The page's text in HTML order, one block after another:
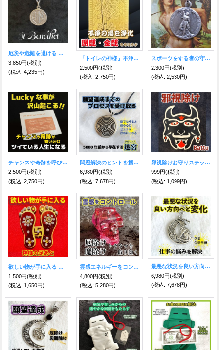
厄災や危難を退ける 魔除けの聖ベネディクト★ペンダント
3,850円(税別)
(税込: 4,235円)
「トイレの神様」不浄を焼き尽くし浄化！開運・金運をもたらす★烏枢沙摩明王（うすさまみょうおう）護符
2,500円(税別)
(税込: 2,750円)
スポーツをする者の守護聖人 聖セバスチャン・メダイ
2,300円(税別)
(税込: 2,530円)
チャンスや奇跡を呼びツキをもたらす★魔術カード Goodluck
2,500円(税別)
(税込: 2,750円)
問題解決のヒントを掴む◎魔術ペンダント ラビリンス
6,980円(税別)
(税込: 7,678円)
邪視除けお守りステッカー Battu(バトゥ)
999円(税別)
(税込: 1,099円)
欲しい物が手に入る 神様の足あと
1,500円(税別)
(税込: 1,650円)
霊感エネルギーをコントロール●クリスタルスカル 赤／LEDライト＆キャンドル付
4,800円(税別)
(税込: 5,280円)
最悪な状況を良い方向へ変える魔術ペンダント ウルフムーン
6,980円(税別)
(税込: 7,678円)